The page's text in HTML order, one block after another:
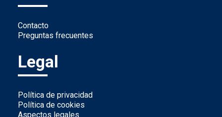
Contacto
Preguntas frecuentes
Legal
Política de privacidad
Política de cookies
Aspectos legales